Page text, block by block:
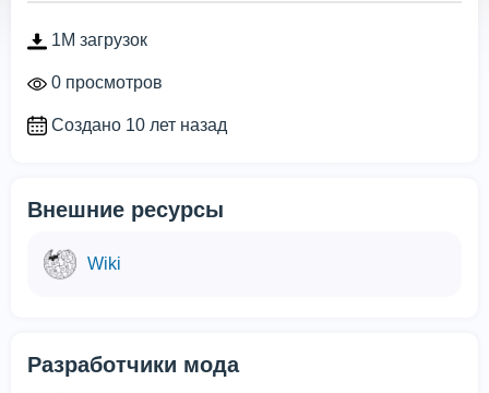
1M загрузок
0 просмотров
Создано 10 лет назад
Внешние ресурсы
Wiki
Разработчики мода